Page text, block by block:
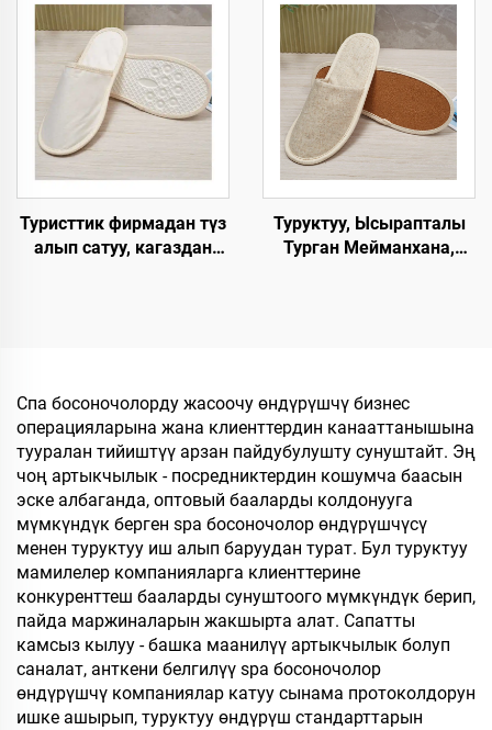
мейманханалык панчык,
мейманхананын
бөлмөлөрү үчүн
жасалган,
авиакомпаниялар, SPA
жана мейманханалар
үчүн, өзгөртүлгөн
логотип менен
Туристтик фирмадан түз
алып сатуу, кагаздан
кийин чөпкө айлануучу
мейманхана панчыгы
Туруктуу, Ысырапталы
Турган Мейманхана,
Эркектер жана Аялдар
үчүн Чашмалар
Спа босоночолорду жасоочу өндүрүшчү бизнес
операцияларына жана клиенттердин канааттанышына
тууралан тийиштүү арзан пайдубулушту сунуштайт. Эң
чоң артыкчылык - посредниктердин кошумча баасын
эске албаганда, оптовый бааларды колдонууга
мүмкүндүк берген spa босоночолор өндүрүшчүсү
менен туруктуу иш алып баруудан турат. Бул туруктуу
мамилелер компанияларга клиенттерине
конкуренттеш бааларды сунуштоого мүмкүндүк берип,
пайда маржиналарын жакшырта алат. Сапатты
камсыз кылуу - башка маанилүү артыкчылык болуп
саналат, анткени белгилүү spa босоночолор
өндүрүшчү компаниялар катуу сынама протоколдорун
ишке ашырып, туруктуу өндүрүш стандарттарын